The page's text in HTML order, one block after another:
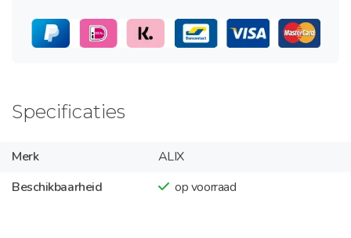
Specificaties
Merk
ALIX
Beschikbaarheid
op voorraad